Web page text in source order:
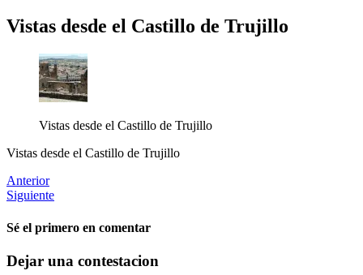
Vistas desde el Castillo de Trujillo
Vistas desde el Castillo de Trujillo
Vistas desde el Castillo de Trujillo
Anterior
Siguiente
Sé el primero en comentar
Dejar una contestacion